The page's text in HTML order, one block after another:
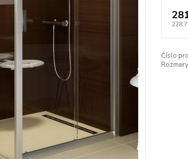
Číslo